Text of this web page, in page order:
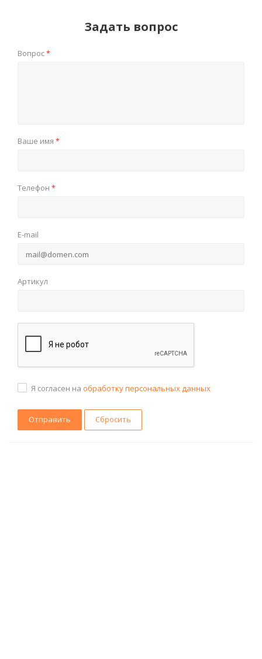
Задать вопрос
Вопрос*
Ваше имя *
Телефон *
E-mail
Артикул
Я согласен на обработку персональных данных
Сбросить